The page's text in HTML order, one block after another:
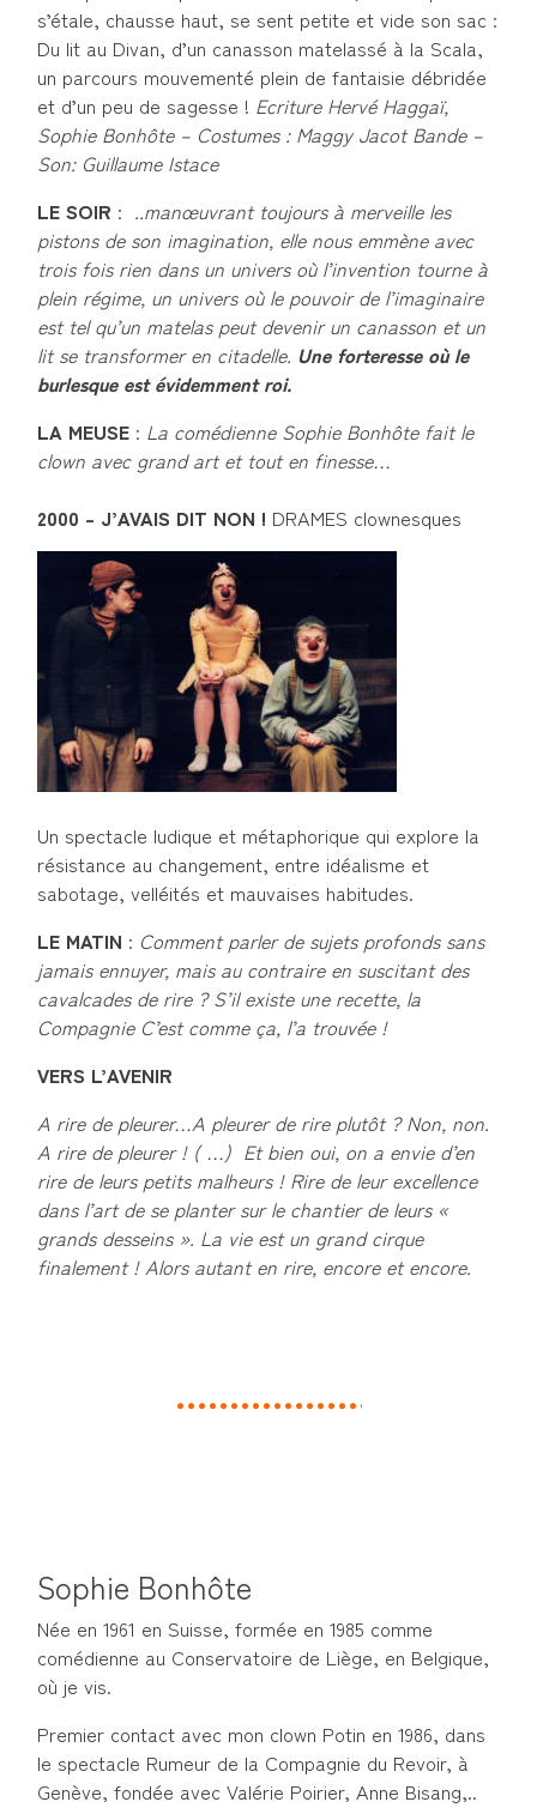
s’étale, chausse haut, se sent petite et vide son sac :
Du lit au Divan, d’un canasson matelassé à la Scala,
un parcours mouvementé plein de fantaisie débridée
et d’un peu de sagesse ! Ecriture Hervé Haggaï,
Sophie Bonhôte – Costumes : Maggy Jacot Bande –
Son: Guillaume Istace
LE SOIR : ..manœuvrant toujours à merveille les
pistons de son imagination, elle nous emmène avec
trois fois rien dans un univers où l’invention tourne à
plein régime, un univers où le pouvoir de l’imaginaire
est tel qu’un matelas peut devenir un canasson et un
lit se transformer en citadelle. Une forteresse où le
burlesque est évidemment roi.
LA MEUSE : La comédienne Sophie Bonhôte fait le
clown avec grand art et tout en finesse…
2000 – J’AVAIS DIT NON ! DRAMES clownesques
Un spectacle ludique et métaphorique qui explore la
résistance au changement, entre idéalisme et
sabotage, velléités et mauvaises habitudes.
LE MATIN : Comment parler de sujets profonds sans
jamais ennuyer, mais au contraire en suscitant des
cavalcades de rire ? S’il existe une recette, la
Compagnie C’est comme ça, l’a trouvée !
VERS L’AVENIR
A rire de pleurer…A pleurer de rire plutôt ? Non, non.
A rire de pleurer ! ( …) Et bien oui, on a envie d’en
rire de leurs petits malheurs ! Rire de leur excellence
dans l’art de se planter sur le chantier de leurs «
grands desseins ». La vie est un grand cirque
finalement ! Alors autant en rire, encore et encore.
Sophie Bonhôte
Née en 1961 en Suisse, formée en 1985 comme
comédienne au Conservatoire de Liège, en Belgique,
où je vis.
Premier contact avec mon clown Potin en 1986, dans
le spectacle Rumeur de la Compagnie du Revoir, à
Genève, fondée avec Valérie Poirier, Anne Bisang,..